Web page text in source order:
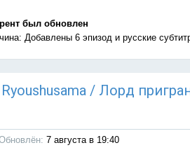
был обновлен
Добавлены 6 эпизод и русские
/ Лорд
7 августа в 19:40